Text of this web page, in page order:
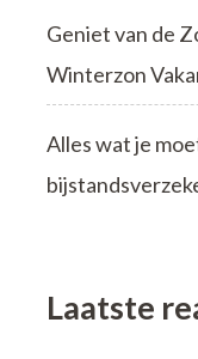
Geniet van de
Winterzon
Alles wat je
Laatste